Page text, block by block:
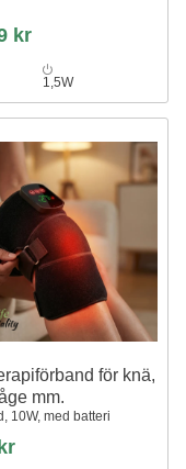
kr
1,5W
för knä,
mm.
10W, med batteri